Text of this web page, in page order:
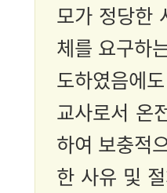
모가 정당한
체를 요구하
도하였음에
교사로서 온
하여 보충적
한 사유 및